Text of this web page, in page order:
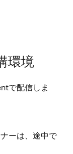
環境
で配信しま
ーは、途中で